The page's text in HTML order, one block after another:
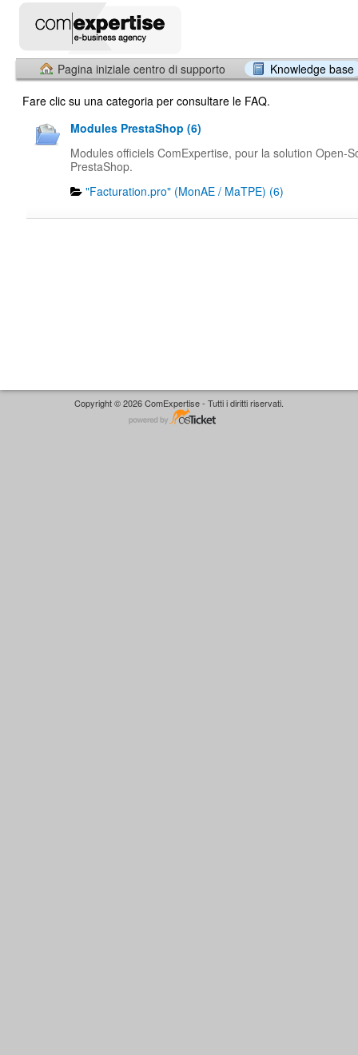
Pagina iniziale centro di supporto
Knowledge base
Fare clic su una categoria per consultare le FAQ.
Modules PrestaShop (6)
Modules officiels ComExpertise, pour la solution Open-
PrestaShop.
"Facturation.pro" (MonAE / MaTPE) (6)
Copyright © 2026 ComExpertise - Tutti i diritti riservati.